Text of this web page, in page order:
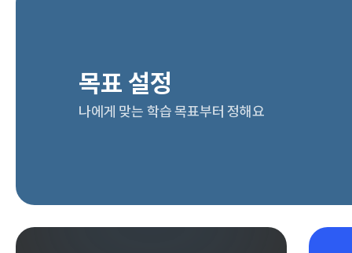
목표 설정
나에게 맞는 학습 목표부터 정해요